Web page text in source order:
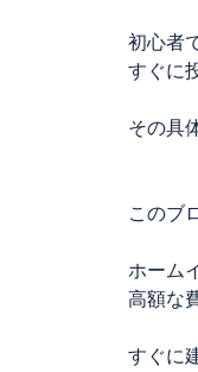
初心者
すぐに
その具
このブ
ホーム
高額な
すぐに